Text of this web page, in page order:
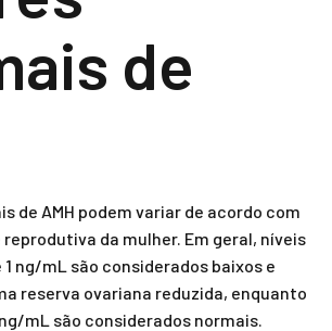
de
de AMH podem variar de acordo com
reprodutiva da mulher. Em geral, níveis
1 ng/mL são considerados baixos e
reserva ovariana reduzida, enquanto
mL são considerados normais.